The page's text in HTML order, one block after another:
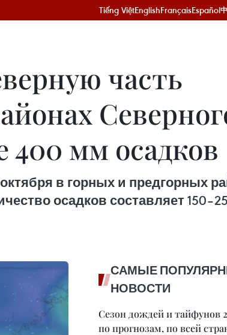
Tiếng ViệtEnglishFrançaisEspañol
часть
400 мм осадков
в горных и предгорных
осадков составляет
САМЫЕ
НОВОСТИ
Сезон дождей и тайфунов
по прогнозам, по всей